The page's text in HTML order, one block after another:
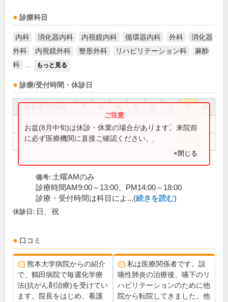
診療科目
内科 消化器内科 内視鏡内科 循環器内科 外科
消化器
外科
内視鏡外科 整形外科 リハビリテーション科
麻酔
科
もっと見る
診療/受付時間・休診日
祝
8:40～12:30 ● ● ● ● ●
13:50～17:30 ● ● ● ●
お盆(8月中旬)は休診・休業の場合があります。来院前
に必ず医療機関に直接ご確認ください。
×閉じる
備考: 土曜AMのみ
診療時間AM9:00～13:00、PM14:00～18:00
診療・受付時間は科目によ...(続きを読む)
休診日: 日、祝
口コミ
熊本大学病院からの紹介
で、鶴田病院で毎週化学療
法(抗がん剤治療)を受けてい
ます。院長をはじめ、看護
私は医療関係者です。誤
嚥性肺炎の治療後、嚥下のリ
ハビリテーションのために他
院から転院してきました。他